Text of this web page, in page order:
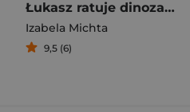
Łukasz ratuje dinozaura, czyli jak się zachować w czasie pożaru
Izabela Michta
9,5 (6)